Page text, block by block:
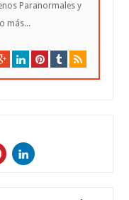
Paranormales y
más...